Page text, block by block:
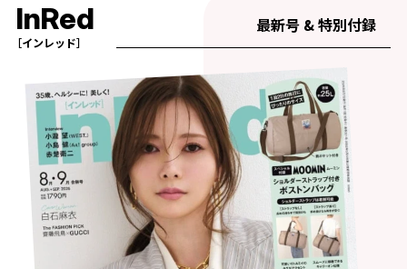
InRed
［インレッド］
最新号 & 特別付録